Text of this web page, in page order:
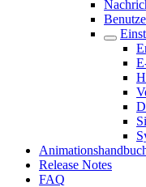
Release Notes
FAQ